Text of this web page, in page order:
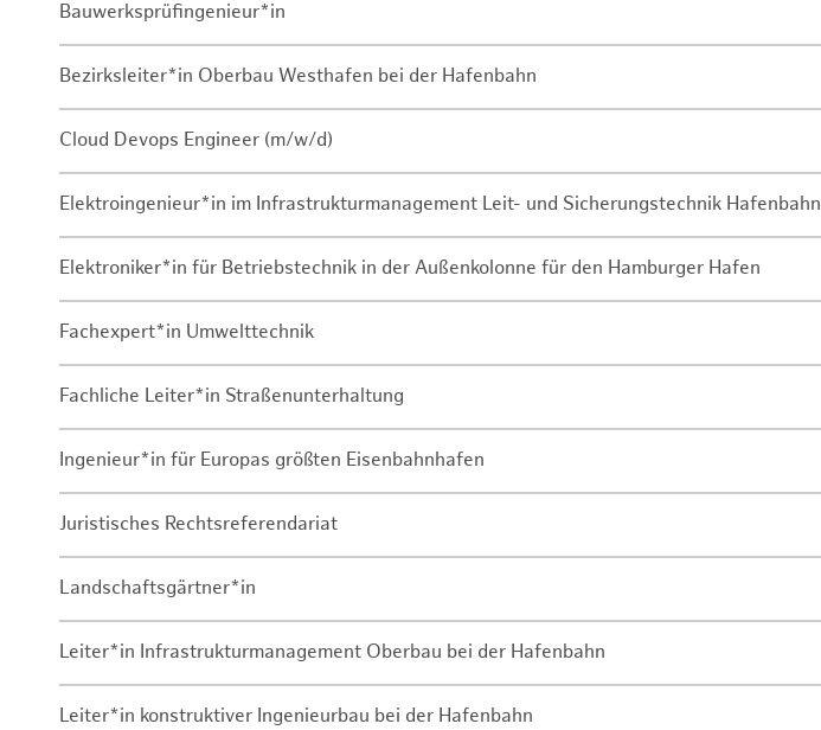
Bauwerksprüfingenieur*in
Bezirksleiter*in Oberbau Westhafen bei der Hafenbahn
Cloud Devops Engineer (m/w/d)
Elektroingenieur*in im Infrastrukturmanagement Leit- und Sicherungstechnik Hafenbahn
Elektroniker*in für Betriebstechnik in der Außenkolonne für den Hamburger Hafen
Fachexpert*in Umwelttechnik
Fachliche Leiter*in Straßenunterhaltung
Ingenieur*in für Europas größten Eisenbahnhafen
Juristisches Rechtsreferendariat
Landschaftsgärtner*in
Leiter*in Infrastrukturmanagement Oberbau bei der Hafenbahn
Leiter*in konstruktiver Ingenieurbau bei der Hafenbahn